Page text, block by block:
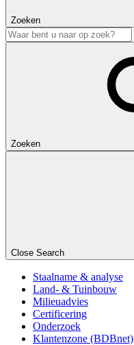
Zoeken
Zoeken
Close Search
Staalname & analyse
Land- & Tuinbouw
Milieuadvies
Certificering
Onderzoek
Klantenzone (BDBnet)